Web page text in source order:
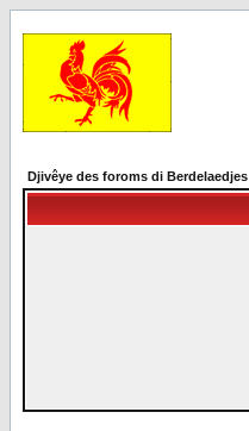
Djivêye des foroms di Berdelaedjes